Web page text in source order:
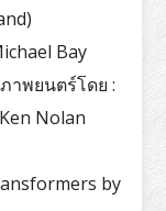
Bay
าพยนตร์โดย :
Nolan
by